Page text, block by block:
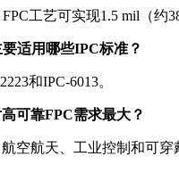
工艺可实现1.5 mil（约
适用哪些IPC标准？
和IPC-6013。
可靠FPC需求最大？
空航天、工业控制和可